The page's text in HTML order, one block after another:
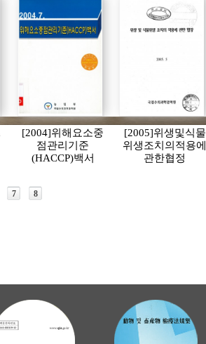
[2004]위해요소중
점관리기준
(HACCP)백서
[2005]위생및식물
위생조치의적용에
관한협정
7 8